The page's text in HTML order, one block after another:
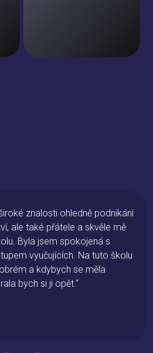
„Chtěla bych
protože právě ona mi
možností a otevřenou
- Andrea, absolventka